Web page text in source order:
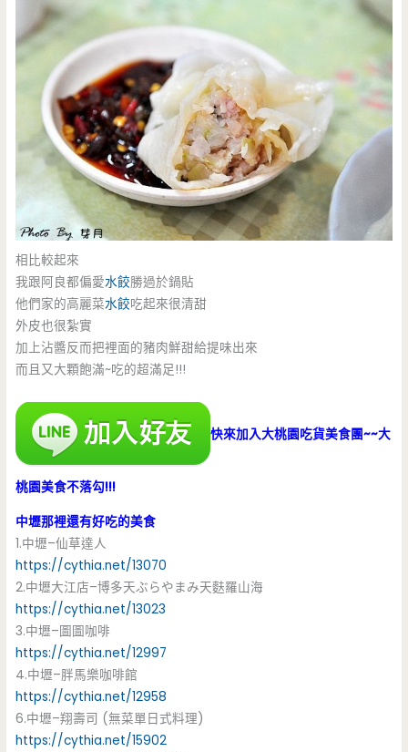
相比較起來
我跟阿良都偏愛水餃勝過於鍋貼
他們家的高麗菜水餃吃起來很清甜
外皮也很紮實
加上沾醬反而把裡面的豬肉鮮甜給提味出來
而且又大顆飽滿~吃的超滿足!!!
快來加入大桃園吃貨美食團~~大
桃園美食不落勾!!!
中壢那裡還有好吃的美食
1.中壢–仙草達人
https://cythia.net/13070
2.中壢大江店–博多天ぶらやまみ天麩羅山海
https://cythia.net/13023
3.中壢–圖圖咖啡
https://cythia.net/12997
4.中壢–胖馬樂咖啡館
https://cythia.net/12958
6.中壢–翔壽司 (無菜單日式料理)
https://cythia.net/15902